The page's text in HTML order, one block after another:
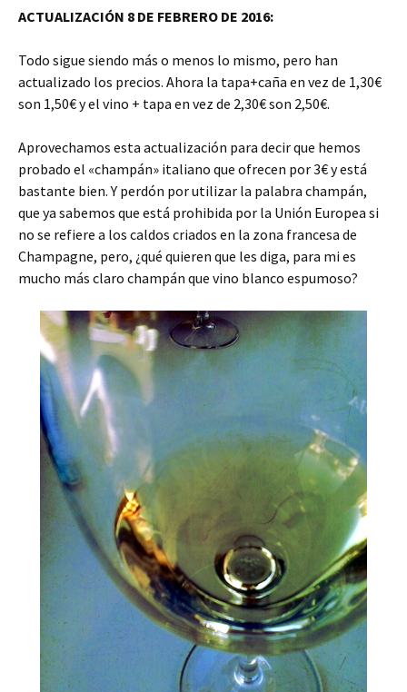
ACTUALIZACIÓN 8 DE FEBRERO DE 2016:
Todo sigue siendo más o menos lo mismo, pero han
actualizado los precios. Ahora la tapa+caña en vez de 1,30€
son 1,50€ y el vino + tapa en vez de 2,30€ son 2,50€.
Aprovechamos esta actualización para decir que hemos
probado el «champán» italiano que ofrecen por 3€ y está
bastante bien. Y perdón por utilizar la palabra champán,
que ya sabemos que está prohibida por la Unión Europea si
no se refiere a los caldos criados en la zona francesa de
Champagne, pero, ¿qué quieren que les diga, para mi es
mucho más claro champán que vino blanco espumoso?